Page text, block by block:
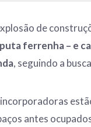
de
ferrenha – e
, seguindo a
antes